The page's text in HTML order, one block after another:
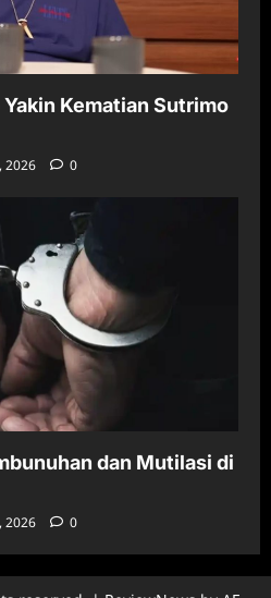
Kematian Sutrimo
2026 0
dan Mutilasi di
2026 0